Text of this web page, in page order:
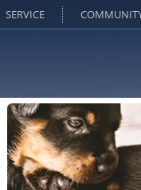
SERVICE